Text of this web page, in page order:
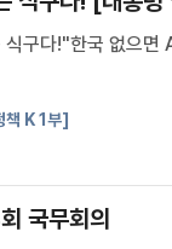
식구다!"한국 없으
책 K 1부]
국무회의